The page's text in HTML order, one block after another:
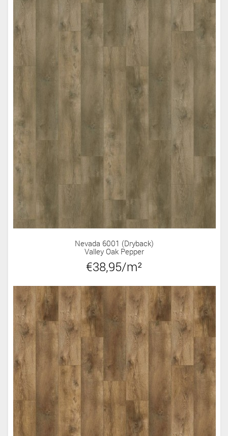
Nevada 6001 (dryback)
Valley Oak Pepper
€38,95/m²